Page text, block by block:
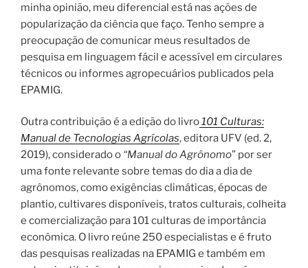
minha opinião, meu diferencial está nas ações de
popularização da ciência que faço. Tenho sempre a
preocupação de comunicar meus resultados de
pesquisa em linguagem fácil e acessível em circulares
técnicos ou informes agropecuários publicados pela
EPAMIG.
Outra contribuição é a edição do livro101 Culturas:
Manual de Tecnologias Agrícolas, editora UFV (ed. 2,
2019), considerado o “Manual do Agrônomo” por ser
uma fonte relevante sobre temas do dia a dia de
agrônomos, como exigências climáticas, épocas de
plantio, cultivares disponíveis, tratos culturais, colheita
e comercialização para 101 culturas de importância
econômica. O livro reúne 250 especialistas e é fruto
das pesquisas realizadas na EPAMIG e também em